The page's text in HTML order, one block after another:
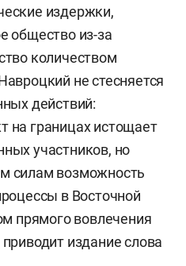
издержки,
общество из-за
количеством
не стесняется
действий:
на границах истощает
участников, но
силам возможность
в Восточной
прямого вовлечения
издание слова